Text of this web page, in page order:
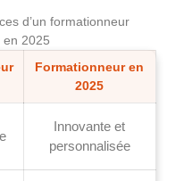
d’un formationneur
en 2025
Formationneur en
2025
Innovante et
personnalisée